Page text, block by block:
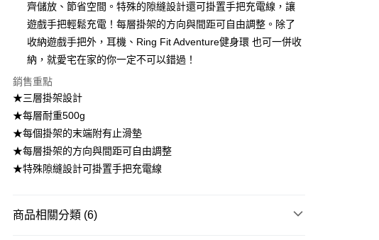
全盈+PAY
大哥付你分期
【大哥付你分期使用說明】
1.本服務由台灣大哥大提供，台灣大哥大用戶可立即使用無須另外申請。
2.付款方式選擇「大哥付你分期」，訂單成立後會自動跳轉到大哥付的交易
流程，驗證手機門號後，選擇欲分期的期數、繳款截止日，確認付款後即
完成交易。
3.實際核准額度、可分期數及費用金額請依後續交易確認頁面所載為準。
消。如遇「轉專審核」未通過狀況，表示未達大哥付你分期系統評分，恕
無法說明評估內容。
2.透過簡訊連結打開帳單後，可選擇「超商條碼／台灣大直營門市／銀行轉
ATM付款
運送方式
全家取貨付款
每筆NT$100，滿NT$499(含以上)免運費
每筆NT$100，滿NT$499(含以上)免運費
齊儲放、節省空間。特殊的隙縫設計還可掛置手把充電線，讓
遊戲手把輕鬆充電！每層掛架的方向與間距可自由調整。除了
收納遊戲手把外，耳機、Ring Fit Adventure健身環 也可一併收
納，就愛宅在家的你一定不可以錯過！
銷售重點
★三層掛架設計
★每層耐重500g
★每個掛架的末端附有止滑墊
★每層掛架的方向與間距可自由調整
★特殊隙縫設計可掛置手把充電線
商品相關分類 (6)